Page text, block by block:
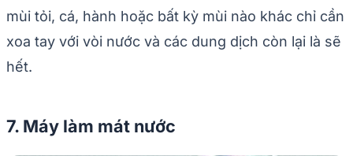
mùi tỏi, cá, hành hoặc bất kỳ mùi nào khác chỉ cần
xoa tay với vòi nước và các dung dịch còn lại là sẽ
hết.
7. Máy làm mát nước